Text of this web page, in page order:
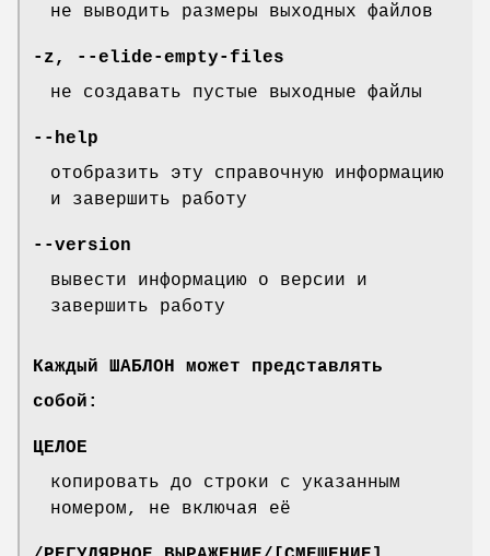
не выводить размеры выходных файлов
-z ,
--elide-empty-files
не создавать пустые выходные файлы
--help
отобразить эту справочную информацию
и завершить работу
--version
вывести информацию о версии и
завершить работу
Каждый ШАБЛОН может представлять
собой:
ЦЕЛОЕ
копировать до строки с указанным
номером, не включая её